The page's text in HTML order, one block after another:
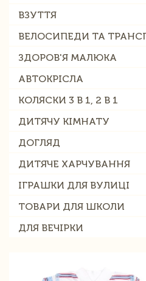
ВЗУТТЯ
ВЕЛОСИПЕДИ ТА
ЗДОРОВ'Я МАЛЮКА
АВТОКРІСЛА
КОЛЯСКИ 3 В 1, 2 В 1
ДИТЯЧУ КІМНАТУ
ДОГЛЯД
ДИТЯЧЕ ХАРЧУВАННЯ
ІГРАШКИ ДЛЯ ВУЛИЦІ
ТОВАРИ ДЛЯ ШКОЛИ
ДЛЯ ВЕЧІРКИ